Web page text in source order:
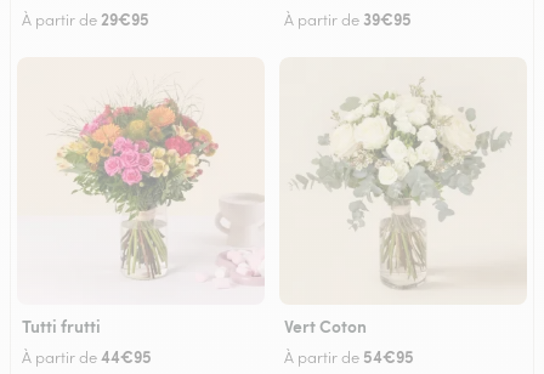
À partir de 29€95 À partir de 39€95
Tutti frutti
À partir de44€95
Vert Coton
À partir de 54€95